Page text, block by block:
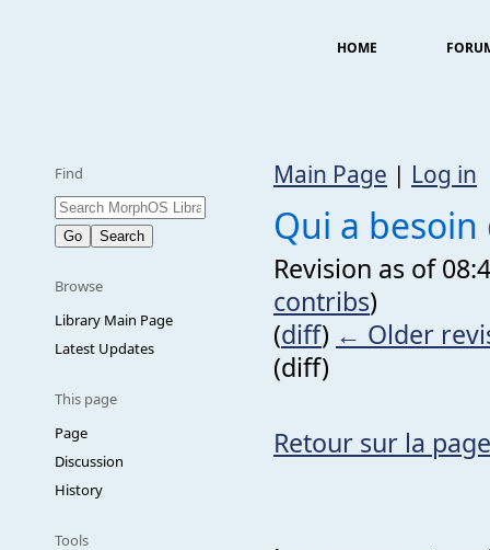
HOME
Find
Browse
Library Main Page
Latest Updates
This page
Page
Discussion
History
Tools
Main Page | Log in
Qui a besoin
Revision as of
contribs)
(diff) ← Older
(diff)
Retour sur la